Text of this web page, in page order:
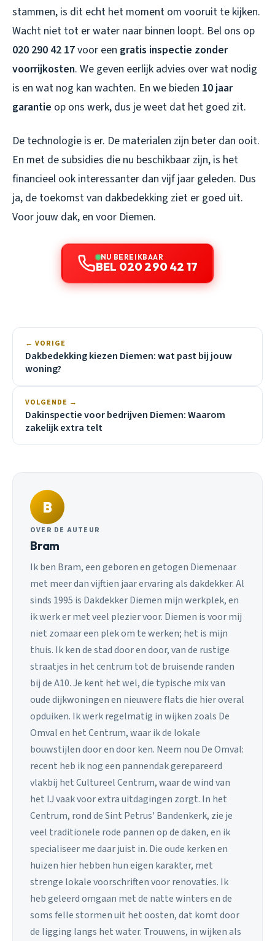
stammen, is dit echt het moment om vooruit te kijken.
Wacht niet tot er water naar binnen loopt. Bel ons op
020 290 42 17voor een gratis inspectie zonder
voorrijkosten. We geven eerlijk advies over wat nodig
is en wat nog kan wachten. En we bieden 10 jaar
garantie op ons werk, dus je weet dat het goed zit.
De technologie is er. De materialen zijn beter dan ooit.
En met de subsidies die nu beschikbaar zijn, is het
financieel ook interessanter dan vijf jaar geleden. Dus
ja, de toekomst van dakbedekking ziet er goed uit.
Voor jouw dak, en voor Diemen.
NU BEREIKBAAR
BEL 020 290 42 17
← VORIGE
Dakbedekking kiezen Diemen: wat past bij jouw
woning?
VOLGENDE →
Dakinspectie voor bedrijven Diemen: Waarom
zakelijk extra telt
B
OVER DE AUTEUR
Bram
Ik ben Bram, een geboren en getogen Diemenaar
met meer dan vijftien jaar ervaring als dakdekker. Al
sinds 1995 is Dakdekker Diemen mijn werkplek, en
ik werk er met veel plezier voor. Diemen is voor mij
niet zomaar een plek om te werken; het is mijn
thuis. Ik ken de stad door en door, van de rustige
straatjes in het centrum tot de bruisende randen
bij de A10. Je kent het wel, die typische mix van
oude dijkwoningen en nieuwere flats die hier overal
opduiken. Ik werk regelmatig in wijken zoals De
Omval en het Centrum, waar ik de lokale
bouwstijlen door en door ken. Neem nou De Omval:
recent heb ik nog een pannendak gerepareerd
vlakbij het Cultureel Centrum, waar de wind van
het IJ vaak voor extra uitdagingen zorgt. In het
Centrum, rond de Sint Petrus' Bandenkerk, zie je
veel traditionele rode pannen op de daken, en ik
specialiseer me daar juist in. Die oude kerken en
huizen hier hebben hun eigen karakter, met
strenge lokale voorschriften voor renovaties. Ik
heb geleerd omgaan met de natte winters en de
soms felle stormen uit het oosten, dat komt door
de ligging langs het water. Trouwens, in wijken als